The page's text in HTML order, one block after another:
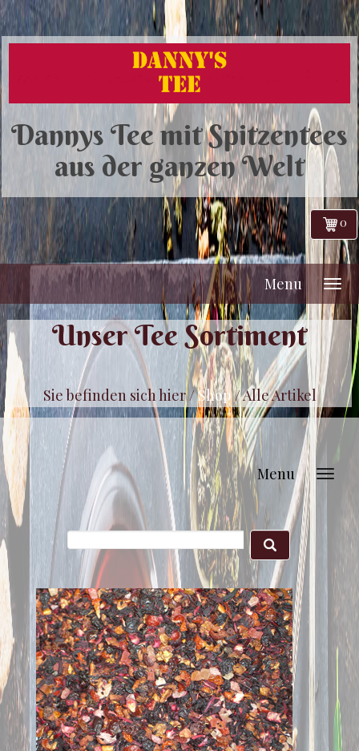
Dannys Tee mit Spitzentees
aus der ganzen Welt
0
Menu
Unser Tee Sortiment
Sie befinden sich hier /Shop/Alle Artikel
Menu